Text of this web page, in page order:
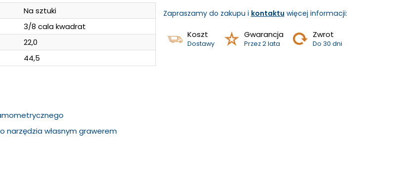
Zapraszamy do zakupu i kontaktu więcej informacji:
Koszt
Dostawy
Gwarancja
Przez 2 lata
Zwrot
Do 30 dni
Na sztuki
3/8 cala kwadrat
22,0
44,5
narzędzia własnym grawerem